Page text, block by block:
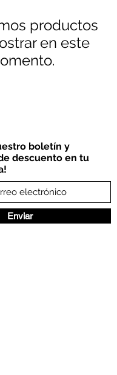
productos
en este
boletín y
descuento en tu
Enviar